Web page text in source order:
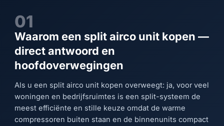
01
Waarom een split airco unit kopen —
direct antwoord en
hoofdoverwegingen
Als u een split airco unit kopen overweegt: ja, voor veel
woningen en bedrijfsruimtes is een split-systeem de
meest efficiënte en stille keuze omdat de warme
compressoren buiten staan en de binnenunits compact